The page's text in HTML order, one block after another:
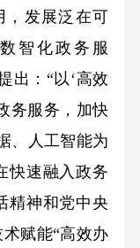
，发展泛在可
智化政务服
出：“以‘高效
务服务，加快
、人工智能为
快速融入政务
精神和党中央
赋能“高效办